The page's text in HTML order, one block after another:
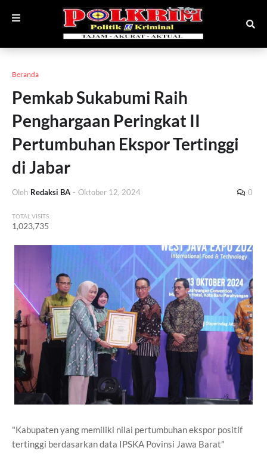
Beranda
Pemkab Sukabumi Raih
Penghargaan Peringkat II
Pertumbuhan Ekspor Tertinggi
di Jabar
Oleh Redaksi BA - Oktober 12, 2024 0
TOTAL VISITS :
1,023,735
"Kabupaten yang memiliki nilai pertumbuhan ekspor positif
tertinggi berdasarkan data IPSKA Povinsi Jawa Barat"